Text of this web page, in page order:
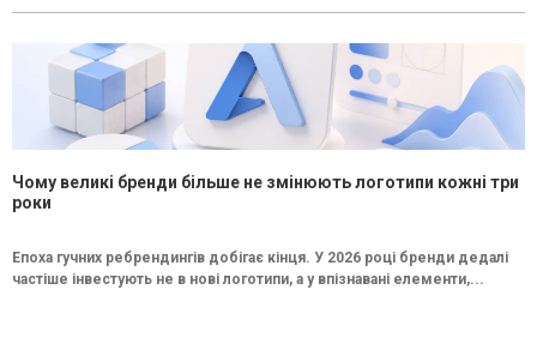
Чому великі бренди більше не змінюють логотипи кожні три
роки
Епоха гучних ребрендингів добігає кінця. У 2026 році бренди дедалі
частіше інвестують не в нові логотипи, а у впізнавані елементи,...